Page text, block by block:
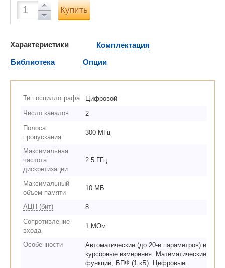
Купить
Характеристики
Комплектация
Библиотека
Опции
Тип осциллографа
Цифровой
Число каналов
2
Полоса
пропускания
300 МГц
Максимальная
частота
дискретизации
2.5 ГГц
Максимальный
объем памяти
10 МБ
АЦП (бит)
8
Сопротивление
входа
1 МОм
Особенности
Автоматические (до 20-и параметров) и
курсорные измерения. Математические
функции, БПФ (1 кБ). Цифровые